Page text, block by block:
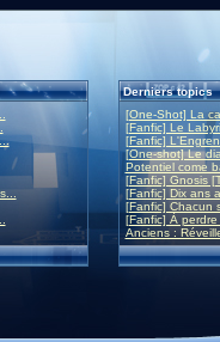
Derniers topics
[One-Shot] La
[Fanfic] Le
[Fanfic]
[One-shot] Le
Potentiel come
[Fanfic] Gnosis
[Fanfic] Dix ans
[Fanfic] Chacun
[Fanfic] À perdre
Anciens :